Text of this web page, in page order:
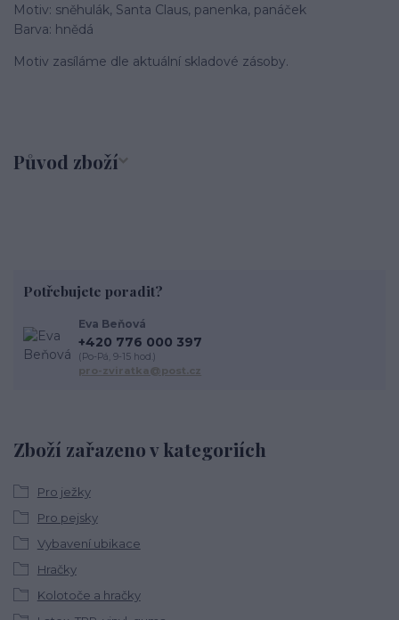
Motiv: sněhulák, Santa Claus, panenka, panáček
Barva: hnědá
Motiv zasíláme dle aktuální skladové zásoby.
Původ zboží
Zboží zařazeno v kategoriích
Pro ježky
Pro pejsky
Vybavení ubikace
Hračky
Kolotoče a hračky
Potřebujete poradit?
Eva Beňová
+420 776 000 397
(Po-Pá, 9-15 hod.)
pro-zviratka@post.cz